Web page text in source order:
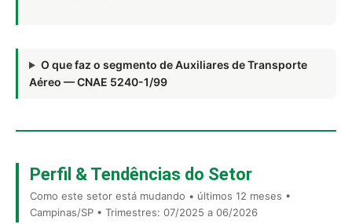
O que faz o segmento de Auxiliares de Transporte
Aéreo — CNAE 5240-1/99
Perfil & Tendências do Setor
Como este setor está mudando • últimos 12 meses •
Campinas/SP • Trimestres: 07/2025 a 06/2026